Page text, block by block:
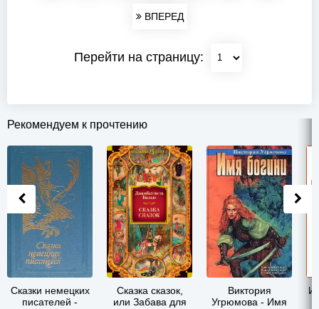
ВПЕРЕД
Перейти на страницу:
Рекомендуем к прочтению
Сказки немецких
писателей -
Сказка сказок,
или Забава для
Виктория
Угрюмова - Имя